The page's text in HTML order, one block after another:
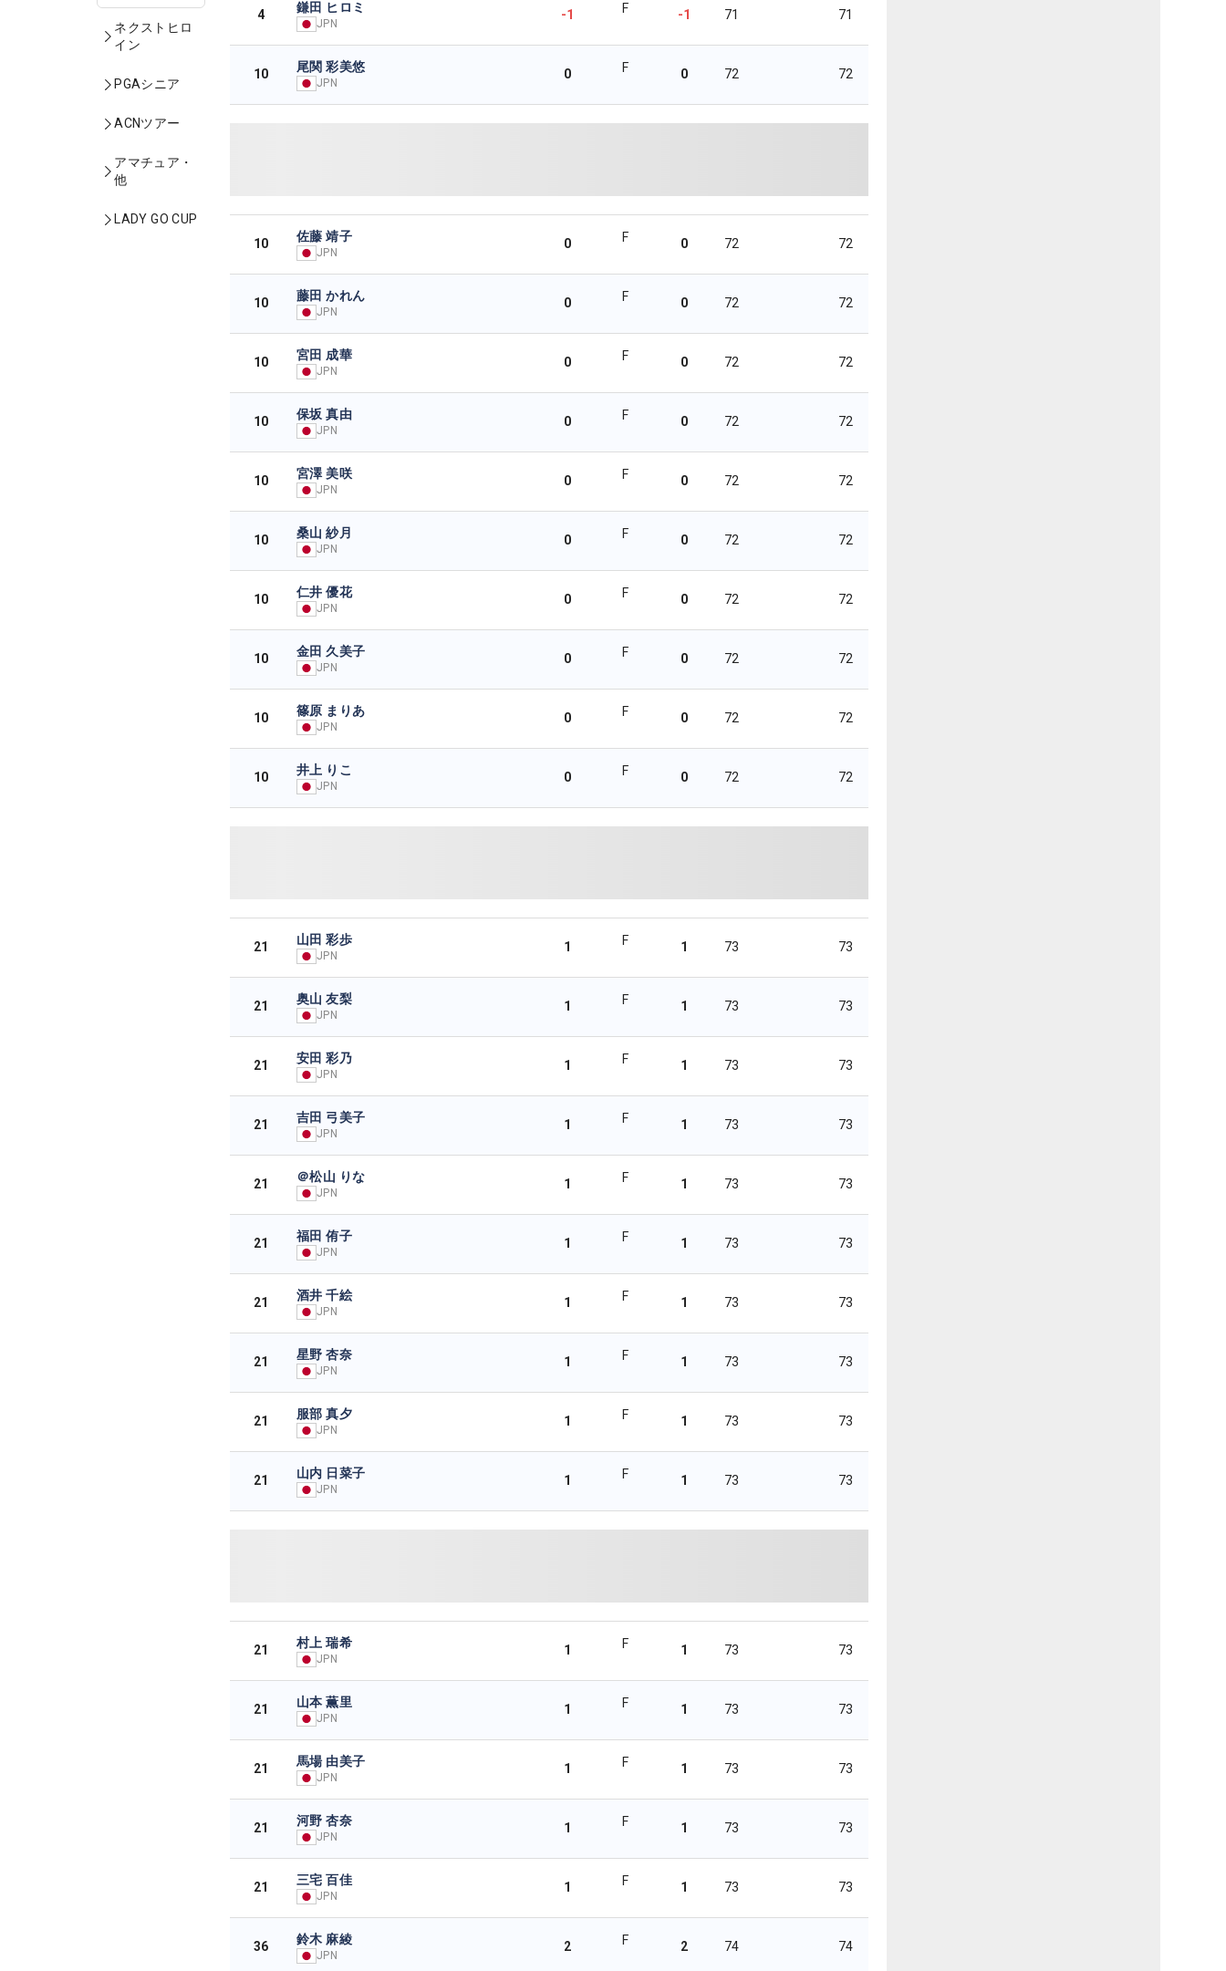
ネクストヒロ
イン
PGAシニア
ACNツアー
アマチュア・
他
LADY GO CUP
4 鎌田 ヒロミ
JPN
-1 F -1 71 71
10 尾関 彩美悠
JPN
0 F 0 72 72
10 佐藤 靖子
JPN
0 F 0 72 72
10 藤田 かれん
JPN
0 F 0 72 72
10 宮田 成華
JPN
0 F 0 72 72
10 保坂 真由
JPN
0 F 0 72 72
10 宮澤 美咲
JPN
0 F 0 72 72
10 桑山 紗月
JPN
0 F 0 72 72
10 仁井 優花
JPN
0 F 0 72 72
10 金田 久美子
JPN
0 F 0 72 72
10 篠原 まりあ
JPN
0 F 0 72 72
10 井上 りこ
JPN
0 F 0 72 72
21 山田 彩歩
JPN
1 F 1 73 73
21 奥山 友梨
JPN
1 F 1 73 73
21 安田 彩乃
JPN
1 F 1 73 73
21 吉田 弓美子
JPN
1 F 1 73 73
21 ＠松山 りな
JPN
1 F 1 73 73
21 福田 侑子
JPN
1 F 1 73 73
21 酒井 千絵
JPN
1 F 1 73 73
21 星野 杏奈
JPN
1 F 1 73 73
21 服部 真夕
JPN
1 F 1 73 73
21 山内 日菜子
JPN
1 F 1 73 73
21 村上 瑞希
JPN
1 F 1 73 73
21 山本 薫里
JPN
1 F 1 73 73
21 馬場 由美子
JPN
1 F 1 73 73
21 河野 杏奈
JPN
1 F 1 73 73
21 三宅 百佳
JPN
1 F 1 73 73
36 鈴木 麻綾
JPN
2 F 2 74 74